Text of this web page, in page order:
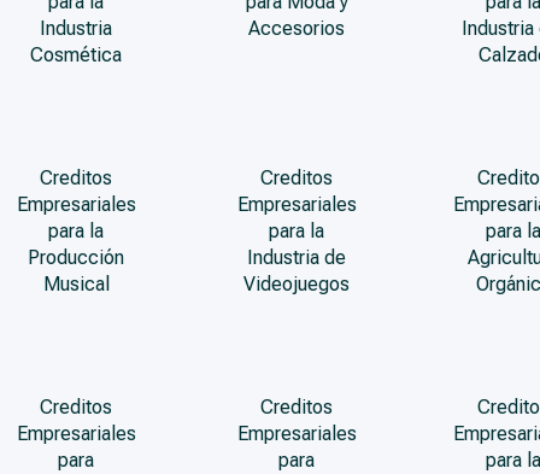
Industria
Cosmética
Accesorios
Industria
Creditos
Empresariales
para la
Producción
Musical
Creditos
Empresariales
para la
Industria de
Videojuegos
para la
Creditos
Empresariales
para
Creditos
Empresariales
para
para la